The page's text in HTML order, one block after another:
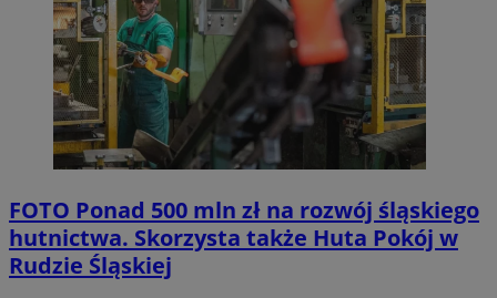
FOTO Ponad 500 mln zł na rozwój śląskiego
hutnictwa. Skorzysta także Huta Pokój w
Rudzie Śląskiej